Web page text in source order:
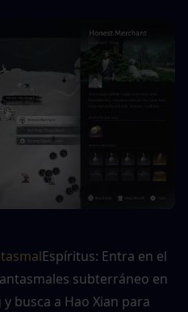
Espíritus: Entra en el
subterráneo en
busca a Hao Xian para